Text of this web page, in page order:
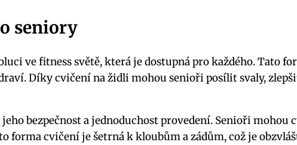
seniory
ve fitness světě, která je dostupná pro každého. Tato
Díky cvičení na židli mohou senioři posílit svaly,
bezpečnost a jednoduchost provedení. Senioři
forma cvičení je šetrná k kloubům a zádům, což je